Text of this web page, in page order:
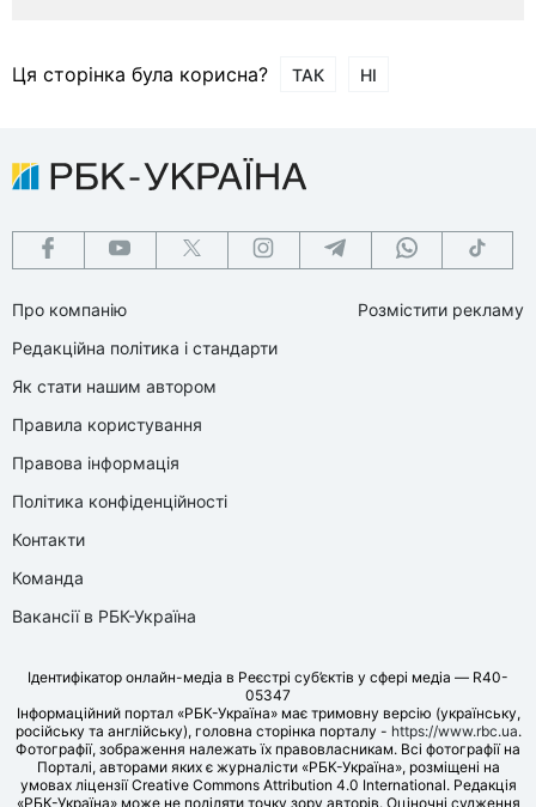
Ця сторінка була корисна? ТАК НІ
Про компанію
Редакційна політика і стандарти
Як стати нашим автором
Правила користування
Правова інформація
Політика конфіденційності
Контакти
Команда
Вакансії в РБК-Україна
Розмістити рекламу
Ідентифікатор онлайн-медіа в Реєстрі суб’єктів у сфері медіа — R40-
05347
Інформаційний портал «РБК-Україна» має тримовну версію (українську,
російську та англійську), головна сторінка порталу - https://www.rbc.ua.
Фотографії, зображення належать їх правовласникам. Всі фотографії на
Порталі, авторами яких є журналісти «РБК-Україна», розміщені на
умовах ліцензії Creative Commons Attribution 4.0 International. Редакція
«РБК-Україна» може не поділяти точку зору авторів. Оціночні судження